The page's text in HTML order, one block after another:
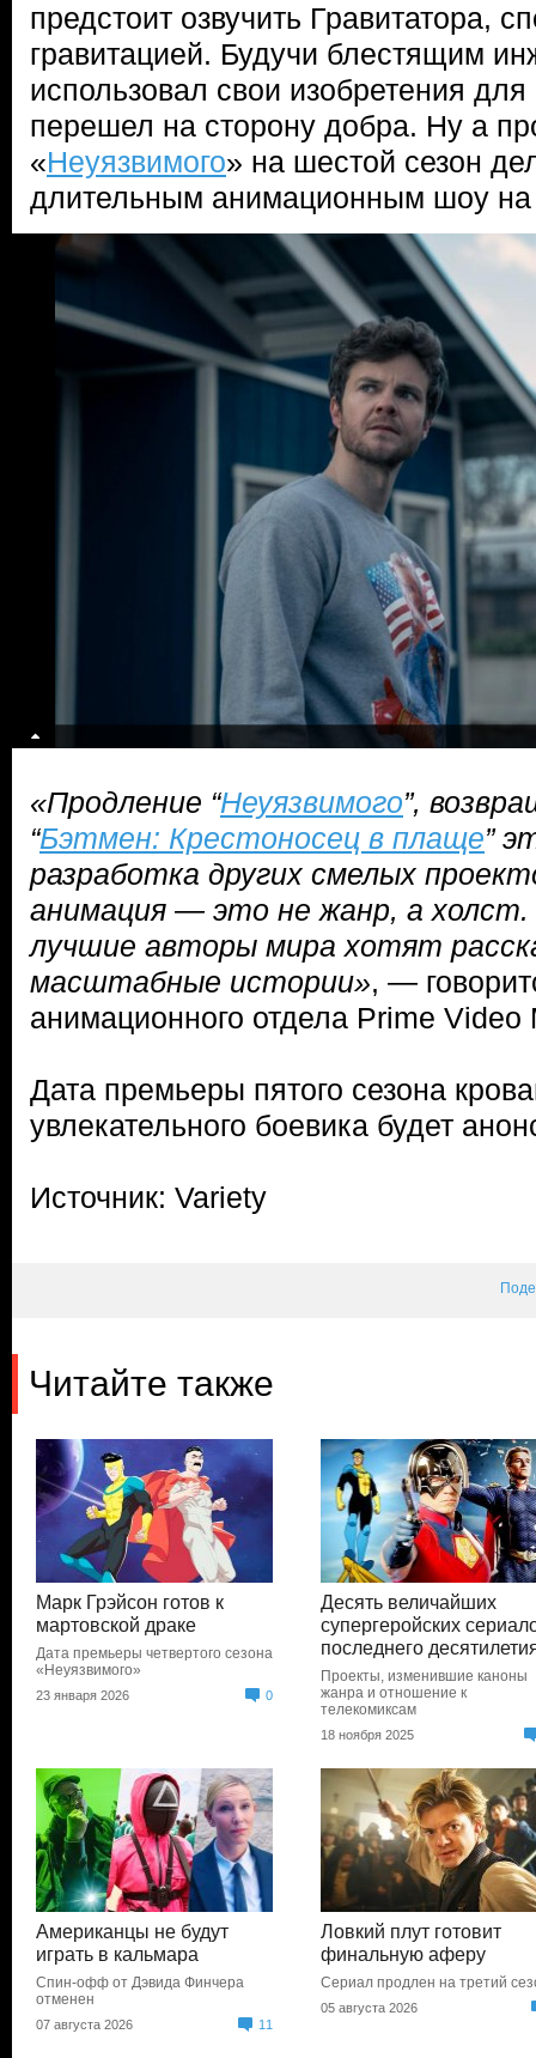
предстоит озвучить Гравитатора,
гравитацией. Будучи блестящим
использовал свои изобретения
перешел на сторону добра. Ну а
«Неуязвимого» на шестой сезон
длительным анимационным шоу
«Продление “Неуязвимого”,
“Бэтмен: Крестоносец в плаще”
разработка других смелых
анимация — это не жанр, а
лучшие авторы мира хотят
масштабные истории», —
анимационного отдела Prime
Дата премьеры пятого сезона
увлекательного боевика будет
Источник: Variety
Читайте также
Марк Грэйсон готов к
мартовской драке
Дата премьеры четвертого сезона
«Неуязвимого»
23 января 2026 0
Десять величайших
супергеройских
последнего
Проекты, изменившие каноны
жанра и отношение к
телекомиксам
18 ноября 2025
Американцы не будут
играть в кальмара
Спин-офф от Дэвида Финчера
отменен
07 августа 2026 11
Ловкий плут готовит
финальную аферу
Сериал продлен на третий
05 августа 2026